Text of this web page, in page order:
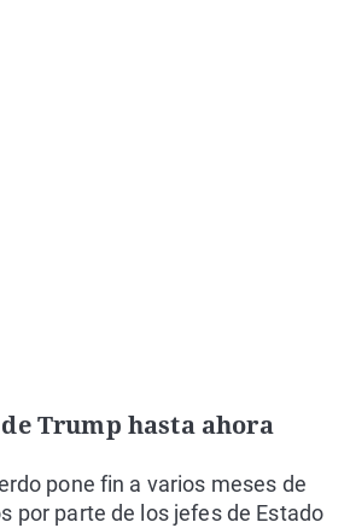
Trump hasta ahora
pone fin a varios meses de
por parte de los jefes de Estado